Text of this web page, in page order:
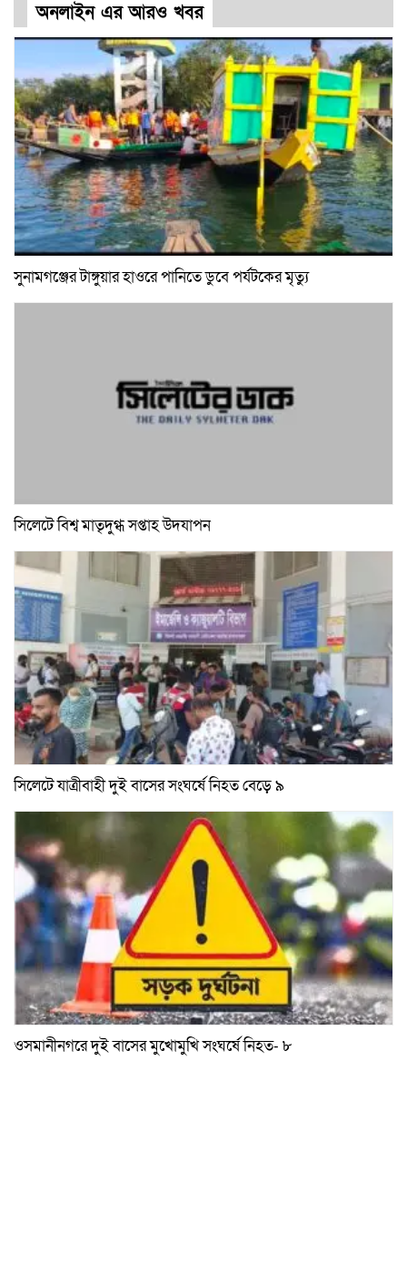
অনলাইন এর আরও খবর
সুনামগঞ্জের টাঙ্গুয়ার হাওরে পানিতে ডুবে পর্যটকের মৃত্যু
সিলেটে বিশ্ব মাতৃদুগ্ধ সপ্তাহ উদযাপন
সিলেটে যাত্রীবাহী দুই বাসের সংঘর্ষে নিহত বেড়ে ৯
ওসমানীনগরে দুই বাসের মুখোমুখি সংঘর্ষে নিহত- ৮